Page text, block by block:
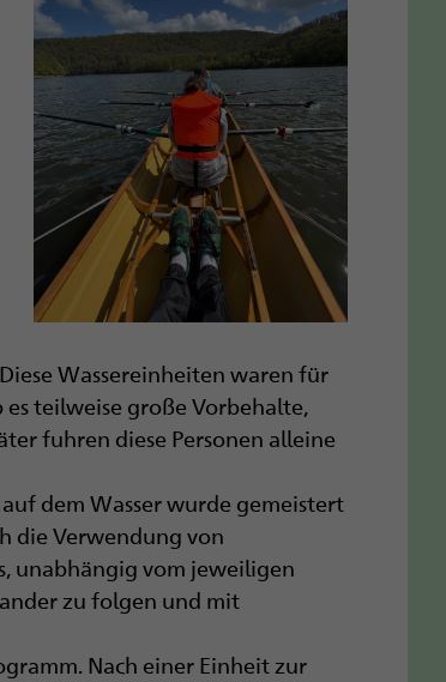
Wassereinheiten waren für
teilweise große Vorbehalte,
fuhren diese Personen alleine
dem Wasser wurde gemeistert
die Verwendung von
unabhängig vom jeweiligen
zu folgen und mit
Nach einer Einheit zur